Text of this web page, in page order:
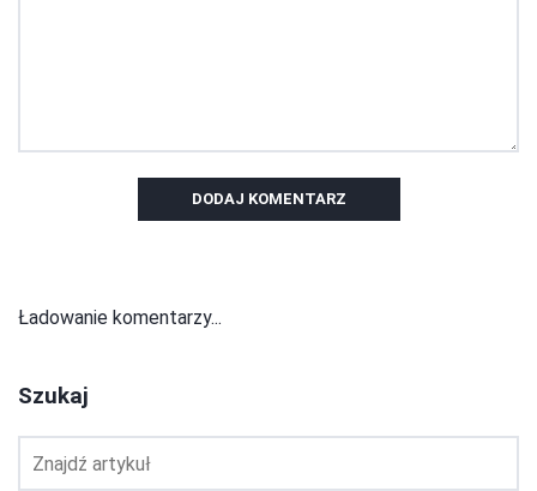
DODAJ KOMENTARZ
Ładowanie komentarzy...
Szukaj